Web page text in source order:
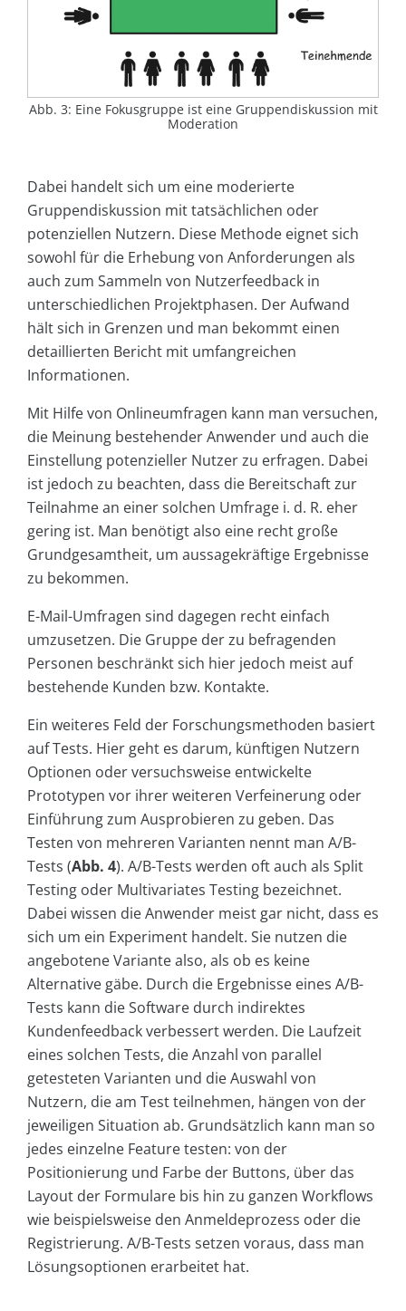
Abb. 3: Eine Fokusgruppe ist eine Gruppendiskussion mit
Moderation
Dabei handelt sich um eine moderierte
Gruppendiskussion mit tatsächlichen oder
potenziellen Nutzern. Diese Methode eignet sich
sowohl für die Erhebung von Anforderungen als
auch zum Sammeln von Nutzerfeedback in
unterschiedlichen Projektphasen. Der Aufwand
hält sich in Grenzen und man bekommt einen
detaillierten Bericht mit umfangreichen
Informationen.
Mit Hilfe von Onlineumfragen kann man versuchen,
die Meinung bestehender Anwender und auch die
Einstellung potenzieller Nutzer zu erfragen. Dabei
ist jedoch zu beachten, dass die Bereitschaft zur
Teilnahme an einer solchen Umfrage i. d. R. eher
gering ist. Man benötigt also eine recht große
Grundgesamtheit, um aussagekräftige Ergebnisse
zu bekommen.
E-Mail-Umfragen sind dagegen recht einfach
umzusetzen. Die Gruppe der zu befragenden
Personen beschränkt sich hier jedoch meist auf
bestehende Kunden bzw. Kontakte.
Ein weiteres Feld der Forschungsmethoden basiert
auf Tests. Hier geht es darum, künftigen Nutzern
Optionen oder versuchsweise entwickelte
Prototypen vor ihrer weiteren Verfeinerung oder
Einführung zum Ausprobieren zu geben. Das
Testen von mehreren Varianten nennt man A/B-
Tests (Abb. 4). A/B-Tests werden oft auch als Split
Testing oder Multivariates Testing bezeichnet.
Dabei wissen die Anwender meist gar nicht, dass es
sich um ein Experiment handelt. Sie nutzen die
angebotene Variante also, als ob es keine
Alternative gäbe. Durch die Ergebnisse eines A/B-
Tests kann die Software durch indirektes
Kundenfeedback verbessert werden. Die Laufzeit
eines solchen Tests, die Anzahl von parallel
getesteten Varianten und die Auswahl von
Nutzern, die am Test teilnehmen, hängen von der
jeweiligen Situation ab. Grundsätzlich kann man so
jedes einzelne Feature testen: von der
Positionierung und Farbe der Buttons, über das
Layout der Formulare bis hin zu ganzen Workflows
wie beispielsweise den Anmeldeprozess oder die
Registrierung. A/B-Tests setzen voraus, dass man
Lösungsoptionen erarbeitet hat.